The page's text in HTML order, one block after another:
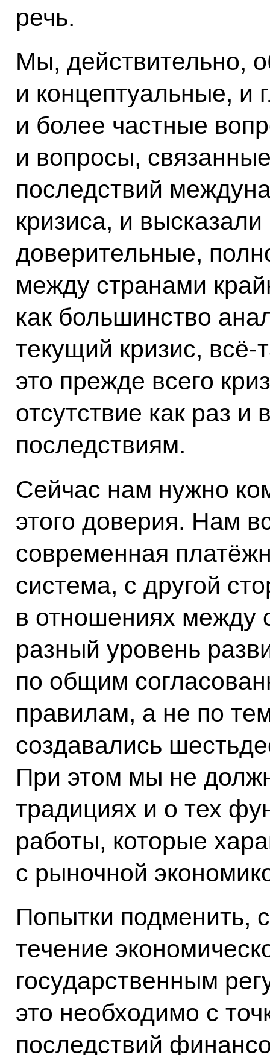
речь.
Мы, действительно,
и концептуальные, и
и более частные
и вопросы,
последствий
кризиса, и
доверительные,
между странами
как большинство
текущий кризис,
это прежде всего
отсутствие как раз
последствиям.
Сейчас нам нужно
этого доверия. Нам
современная
система, с другой
в отношениях
разный уровень
по общим
правилам, а не по
создавались
При этом мы не
традициях и о тех
работы, которые
с рыночной
Попытки подменить,
течение
государственным
это необходимо с
последствий